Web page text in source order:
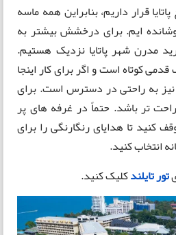
قرار داریم، بنابراین همه ماسه
ایم. برای درخشش بیشتر به
مدرن شهر پاتایا نزدیک هستیم.
در یک قدمی کوتاه است و اگر برای کار اینجا
نیز به راحتی در دسترس است. برای
تر باشد. حتماً در غرفه های پر
کنید تا هدایای رنگارنگی را برای
انتخاب کنید.
تور تایلندکلیک کنید.